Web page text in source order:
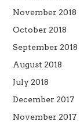
November 2018
October 2018
September 2018
August 2018
July 2018
December 2017
November 2017